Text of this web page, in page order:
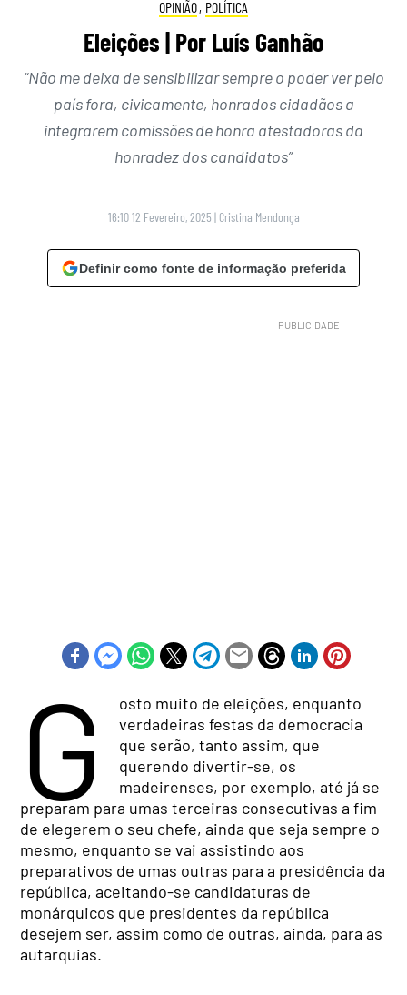
OPINIÃO, POLÍTICA
Eleições | Por Luís Ganhão
“Não me deixa de sensibilizar sempre o poder ver pelo
país fora, civicamente, honrados cidadãos a
integrarem comissões de honra atestadoras da
honradez dos candidatos”
16:10 12 Fevereiro, 2025 | Cristina Mendonça
Definir como fonte de informação preferida
G
osto muito de eleições, enquanto
verdadeiras festas da democracia
que serão, tanto assim, que
querendo divertir-se, os
madeirenses, por exemplo, até já se
preparam para umas terceiras consecutivas a fim
de elegerem o seu chefe, ainda que seja sempre o
mesmo, enquanto se vai assistindo aos
preparativos de umas outras para a presidência da
república, aceitando-se candidaturas de
monárquicos que presidentes da república
desejem ser, assim como de outras, ainda, para as
autarquias.